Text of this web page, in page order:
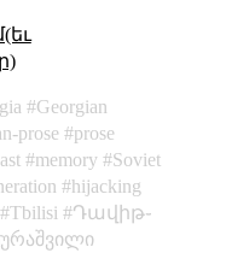
Georgian
prose
prose
memory
Soviet
hijacking
Tbilisi
Դավիթ֊